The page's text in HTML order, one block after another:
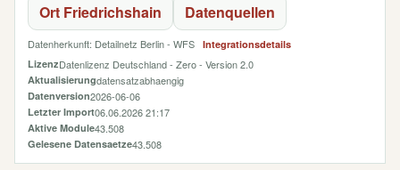
Ort Friedrichshain
Datenquellen
Datenherkunft: Detailnetz Berlin - WFS Integrationsdetails
LizenzDatenlizenz Deutschland - Zero - Version 2.0
Aktualisierungdatensatzabhaengig
Datenversion2026-06-06
Letzter Import06.06.2026 21:17
Aktive Module43.508
Gelesene Datensaetze43.508